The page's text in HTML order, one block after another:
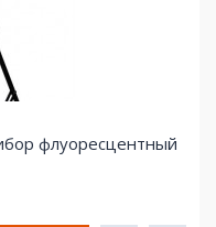
флуоресцентный